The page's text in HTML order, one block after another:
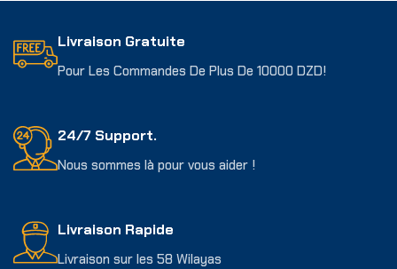
Livraison Gratuite
Pour Les Commandes De Plus De 10000 DZD!
24/7 Support.
Nous sommes là pour vous aider !
Livraison Rapide
Livraison sur les 58 Wilayas